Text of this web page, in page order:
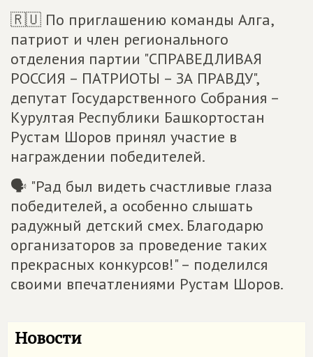
🇷🇺 По приглашению команды Алга,
патриот и член регионального
отделения партии "СПРАВЕДЛИВАЯ
РОССИЯ – ПАТРИОТЫ – ЗА ПРАВДУ",
депутат Государственного Собрания –
Курултая Республики Башкортостан
Рустам Шоров принял участие в
награждении победителей.
🗣 "Рад был видеть счастливые глаза
победителей, а особенно слышать
радужный детский смех. Благодарю
организаторов за проведение таких
прекрасных конкурсов!" – поделился
своими впечатлениями Рустам Шоров.
Новости